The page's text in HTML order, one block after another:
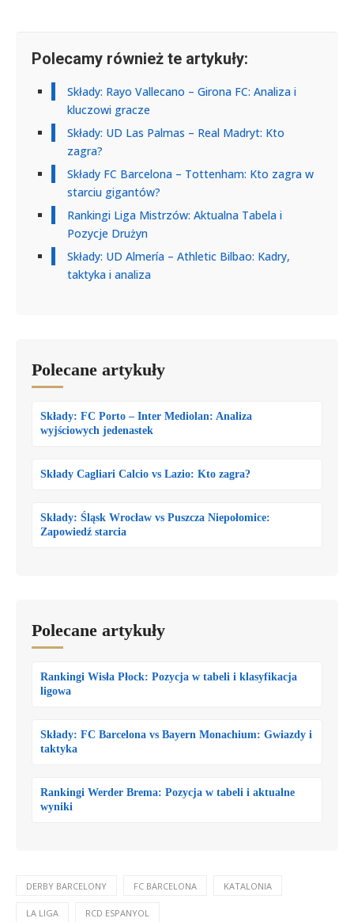
Polecamy również te artykuły:
Składy: Rayo Vallecano – Girona FC: Analiza i
kluczowi gracze
Składy: UD Las Palmas – Real Madryt: Kto
zagra?
Składy FC Barcelona – Tottenham: Kto zagra w
starciu gigantów?
Rankingi Liga Mistrzów: Aktualna Tabela i
Pozycje Drużyn
Składy: UD Almería – Athletic Bilbao: Kadry,
taktyka i analiza
Polecane artykuły
Składy: FC Porto – Inter Mediolan: Analiza
wyjściowych jedenastek
Składy Cagliari Calcio vs Lazio: Kto zagra?
Składy: Śląsk Wrocław vs Puszcza Niepołomice:
Zapowiedź starcia
Polecane artykuły
Rankingi Wisła Płock: Pozycja w tabeli i klasyfikacja
ligowa
Składy: FC Barcelona vs Bayern Monachium: Gwiazdy i
taktyka
Rankingi Werder Brema: Pozycja w tabeli i aktualne
wyniki
DERBY BARCELONY FC BARCELONA KATALONIA
LA LIGA RCD ESPANYOL